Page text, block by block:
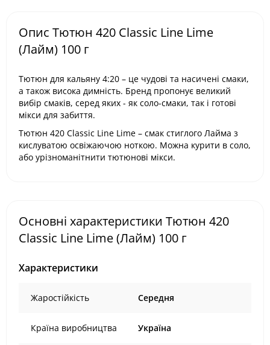
Опис Тютюн 420 Classic Line Lime
(Лайм) 100 г
Тютюн для кальяну 4:20 – це чудові та насичені смаки,
а також висока димність. Бренд пропонує великий
вибір смаків, серед яких - як соло-смаки, так і готові
мікси для забиття.
Тютюн 420 Classic Line Lime – смак стиглого Лайма з
кислуватою освіжаючою ноткою. Можна курити в соло,
або урізноманітнити тютюнові мікси.
Основні характеристики Тютюн 420
Classic Line Lime (Лайм) 100 г
Характеристики
Жаростійкість Середня
Країна виробництва Україна